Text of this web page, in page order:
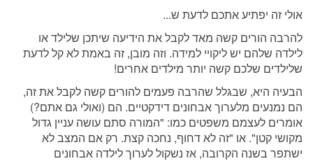
אולי זה יפתיע אתכם לדעת ש...
להרבה הורים קשה מאד לקבל את הידיעה שיתכן שלילד או
לילדה שלהם יש ליקויי למידה. וזה מובן, זה באמת לא קל לדעת
שלילדים שלכם קשה יותר מילדים אחרים!
הבעיה היא, שבגלל שהרבה פעמים להורים קשה לקבל את זה,
הם נמנעים מלערוך אבחונים דידקטיים. הם (ואולי גם אתם?)
אומרים לעצמם משפטים כמו: "המורה סתם עושה עניין גדול
מקושי קטן". או "זה לא דחוף, נחכה קצת. רק אם המצב לא
ישתפר בשנה הקרובה, אז נשקול לערוך לילדה אבחונים